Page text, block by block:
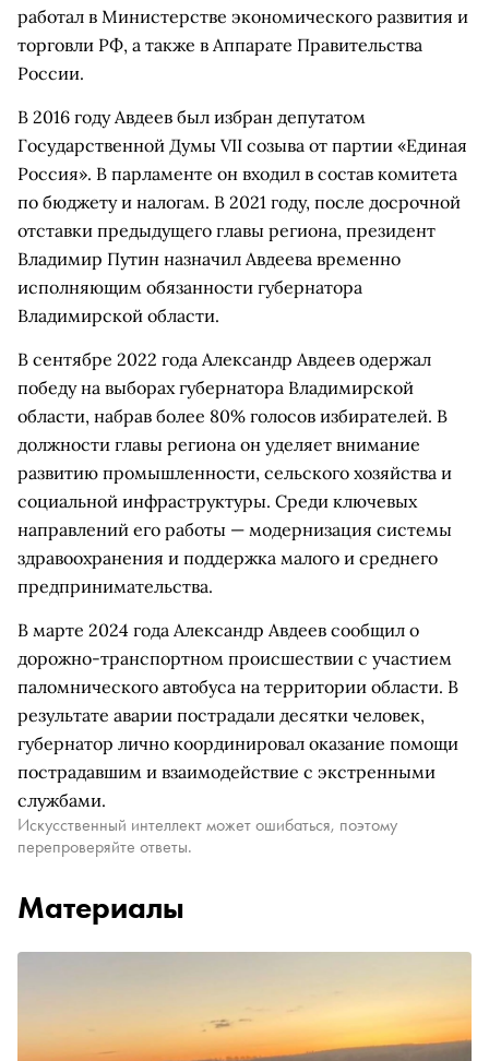
работал в Министерстве экономического развития и
торговли РФ, а также в Аппарате Правительства
России.
В 2016 году Авдеев был избран депутатом
Государственной Думы VII созыва от партии «Единая
Россия». В парламенте он входил в состав комитета
по бюджету и налогам. В 2021 году, после досрочной
отставки предыдущего главы региона, президент
Владимир Путин назначил Авдеева временно
исполняющим обязанности губернатора
Владимирской области.
В сентябре 2022 года Александр Авдеев одержал
победу на выборах губернатора Владимирской
области, набрав более 80% голосов избирателей. В
должности главы региона он уделяет внимание
развитию промышленности, сельского хозяйства и
социальной инфраструктуры. Среди ключевых
направлений его работы — модернизация системы
здравоохранения и поддержка малого и среднего
предпринимательства.
В марте 2024 года Александр Авдеев сообщил о
дорожно-транспортном происшествии с участием
паломнического автобуса на территории области. В
результате аварии пострадали десятки человек,
губернатор лично координировал оказание помощи
пострадавшим и взаимодействие с экстренными
службами.
Искусственный интеллект может ошибаться, поэтому
перепроверяйте ответы.
Материалы